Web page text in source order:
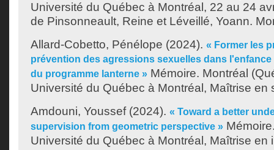
Université du Québec à Montréal, 22 au 24
de Pinsonneault, Reine et Léveillé, Yoann.
Allard-Cobetto, Pénélope (2024). « Former les
prévention des agressions sexuelles dans
du programme lanterne » Mémoire. Montréal
Université du Québec à Montréal, Maîtrise en
Amdouni, Youssef(2024). « Toward a better
supervision from geometric perspective »
Université du Québec à Montréal, Maîtrise en